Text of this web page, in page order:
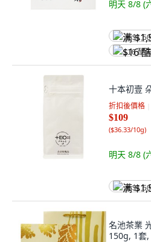
明天 8/8 (
满
$16 酷
十本初壹
折扣後價格
$109
($36.33/10g)
明天 8/8 (
满
名池茶業
150g, 1套